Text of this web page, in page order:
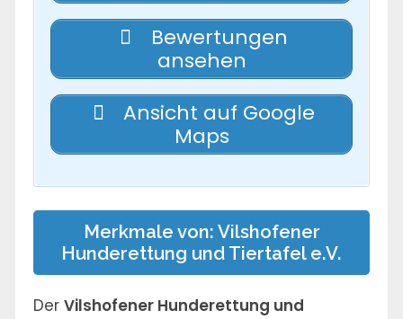
Bewertungen
ansehen
Ansicht auf Google
Maps
Merkmale von: Vilshofener
Hunderettung und Tiertafel e.V.
Der Vilshofener Hunderettung und